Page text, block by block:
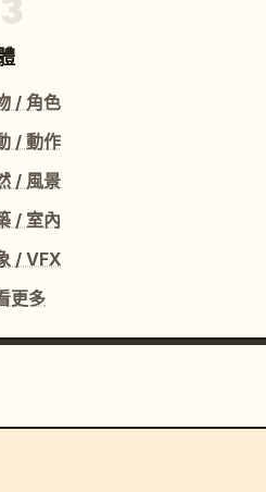
/ 角色
/ 動作
/ 風景
/ 室內
/ VFX
更多